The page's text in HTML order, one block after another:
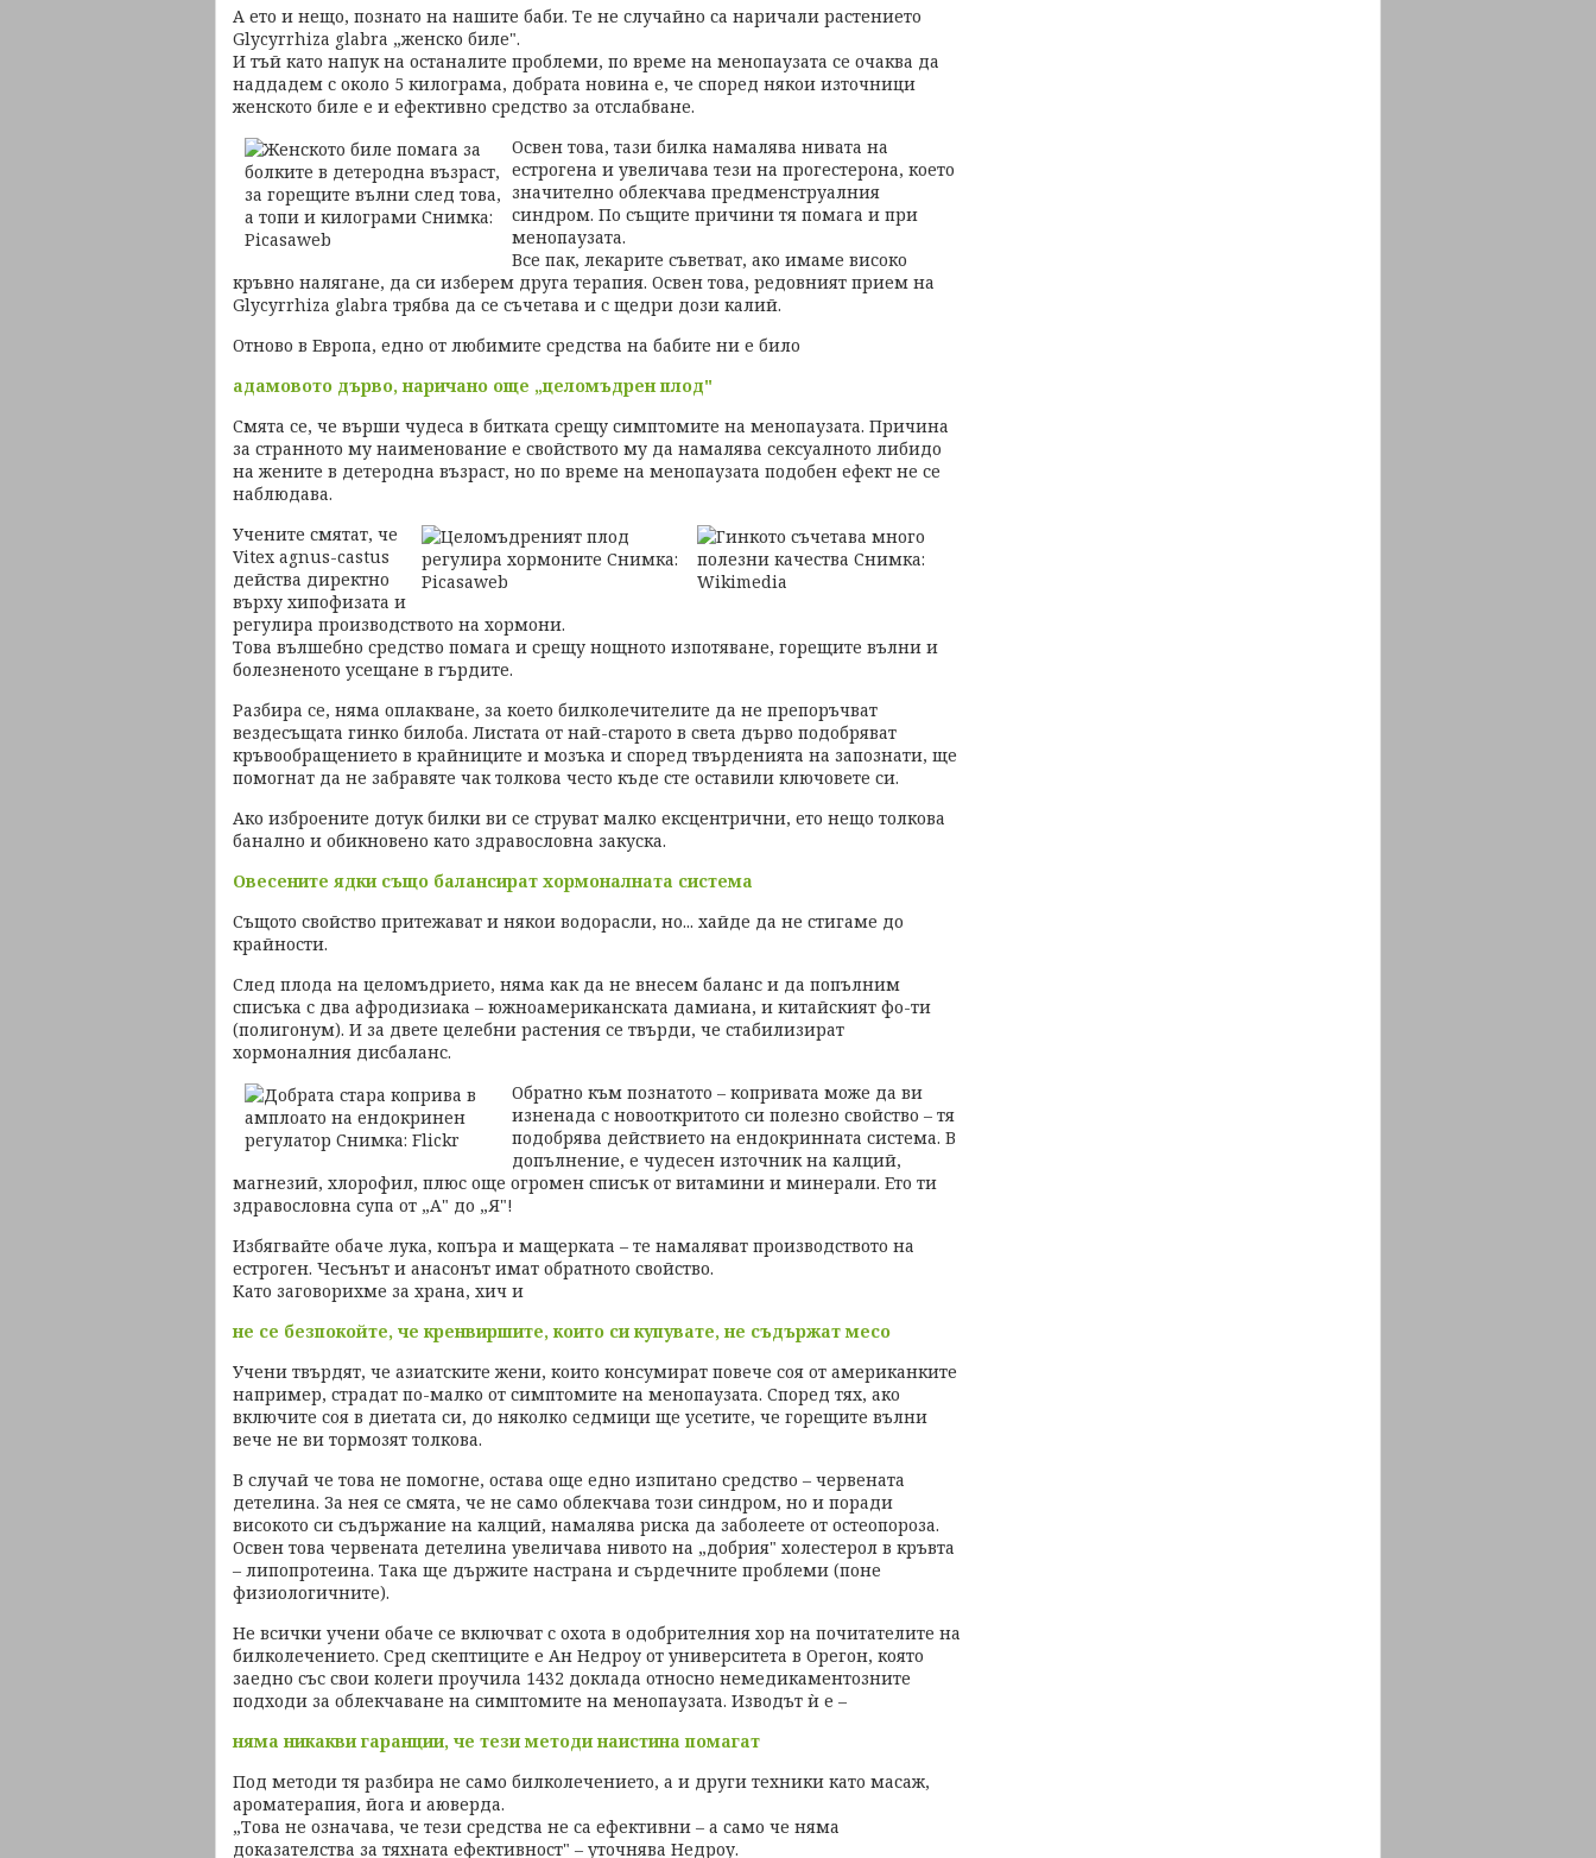
А ето и нещо, познато на нашите баби. Те не случайно са наричали растението
Glycyrrhiza glabra „женско биле".
И тъй като напук на останалите проблеми, по време на менопаузата се очаква да
наддадем с около 5 килограма, добрата новина е, че според някои източници
женското биле е и ефективно средство за отслабване.
Освен това, тази билка намалява нивата на
естрогена и увеличава тези на прогестерона, което
значително облекчава предменструалния
синдром. По същите причини тя помага и при
менопаузата.
Все пак, лекарите съветват, ако имаме високо
кръвно налягане, да си изберем друга терапия. Освен това, редовният прием на
Glycyrrhiza glabra трябва да се съчетава и с щедри дози калий.
Отново в Европа, едно от любимите средства на бабите ни е било
адамовото дърво, наричано още „целомъдрен плод"
Смята се, че върши чудеса в битката срещу симптомите на менопаузата. Причина
за странното му наименование е свойството му да намалява сексуалното либидо
на жените в детеродна възраст, но по време на менопаузата подобен ефект не се
наблюдава.
Учените смятат, че
Vitex agnus-castus
действа директно
върху хипофизата и
регулира производството на хормони.
Това вълшебно средство помага и срещу нощното изпотяване, горещите вълни и
болезненото усещане в гърдите.
Разбира се, няма оплакване, за което билколечителите да не препоръчват
вездесъщата гинко билоба. Листата от най-старото в света дърво подобряват
кръвообращението в крайниците и мозъка и според твърденията на запознати, ще
помогнат да не забравяте чак толкова често къде сте оставили ключовете си.
Ако изброените дотук билки ви се струват малко ексцентрични, ето нещо толкова
банално и обикновено като здравословна закуска.
Овесените ядки също балансират хормоналната система
Същото свойство притежават и някои водорасли, но... хайде да не стигаме до
крайности.
След плода на целомъдрието, няма как да не внесем баланс и да попълним
списъка с два афродизиака – южноамериканската дамиана, и китайският фо-ти
(полигонум). И за двете целебни растения се твърди, че стабилизират
хормоналния дисбаланс.
Обратно към познатото – копривата може да ви
изненада с новооткритото си полезно свойство – тя
подобрява действието на ендокринната система. В
допълнение, е чудесен източник на калций,
магнезий, хлорофил, плюс още огромен списък от витамини и минерали. Ето ти
здравословна супа от „А" до „Я"!
Избягвайте обаче лука, копъра и мащерката – те намаляват производството на
естроген. Чесънът и анасонът имат обратното свойство.
Като заговорихме за храна, хич и
не се безпокойте, че кренвиршите, които си купувате, не съдържат месо
Учени твърдят, че азиатските жени, които консумират повече соя от американките
например, страдат по-малко от симптомите на менопаузата. Според тях, ако
включите соя в диетата си, до няколко седмици ще усетите, че горещите вълни
вече не ви тормозят толкова.
В случай че това не помогне, остава още едно изпитано средство – червената
детелина. За нея се смята, че не само облекчава този синдром, но и поради
високото си съдържание на калций, намалява риска да заболеете от остеопороза.
Освен това червената детелина увеличава нивото на „добрия" холестерол в кръвта
– липопротеина. Така ще държите настрана и сърдечните проблеми (поне
физиологичните).
Не всички учени обаче се включват с охота в одобрителния хор на почитателите на
билколечението. Сред скептиците е Ан Недроу от университета в Орегон, която
заедно със свои колеги проучила 1432 доклада относно немедикаментозните
подходи за облекчаване на симптомите на менопаузата. Изводът ѝ е –
няма никакви гаранции, че тези методи наистина помагат
Под методи тя разбира не само билколечението, а и други техники като масаж,
ароматерапия, йога и аюверда.
„Това не означава, че тези средства не са ефективни – а само че няма
доказателства за тяхната ефективност" – уточнява Недроу.